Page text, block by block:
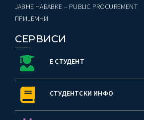
ЈАВНЕ НАБАВКЕ – PUBLIC PROCUREMENT
ПРИЈЕМНИ
СЕРВИСИ
Е СТУДЕНТ
СТУДЕНТСКИ ИНФО